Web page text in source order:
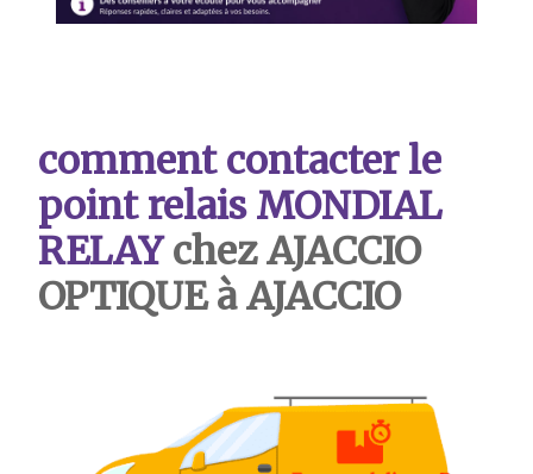
comment contacter le
point relais MONDIAL
RELAYchez AJACCIO
OPTIQUE à AJACCIO